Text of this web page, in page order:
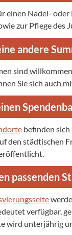
einen Nadel-
zur Pflege des
andere
sind
Sie sich auch
befinden
den städtischen
passenden
verfügbar,
wird unterjährig